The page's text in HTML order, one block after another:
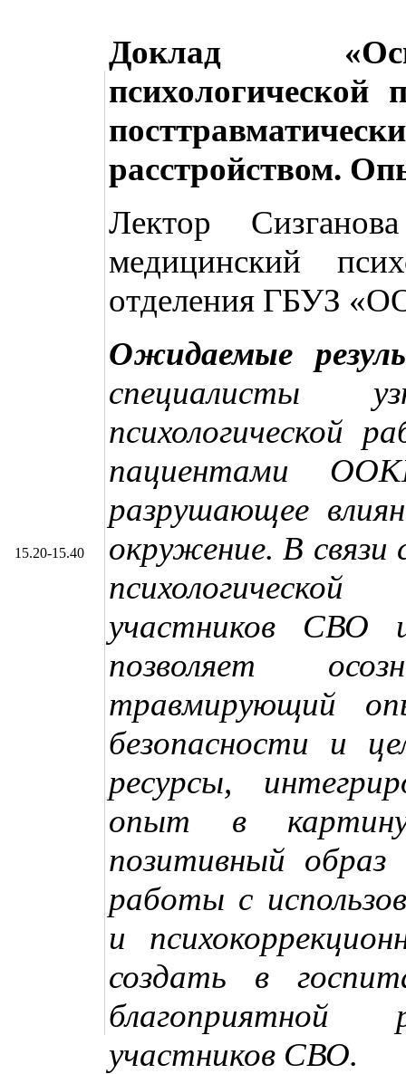
15.20-15.40
Доклад
расстройством.
Лектор
медицинский
отделения ГБУЗ
Ожидаемые
специалисты
психологической
пациентами
разрушающее
окружение. В
участников СВО
позволяет
травмирующий
безопасности и
ресурсы,
опыт в
позитивный
работы с
и
создать в
благоприятной
участников СВО.